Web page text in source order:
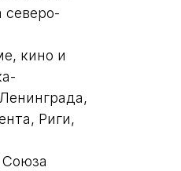
северо-
кино и
Риги,
Союза